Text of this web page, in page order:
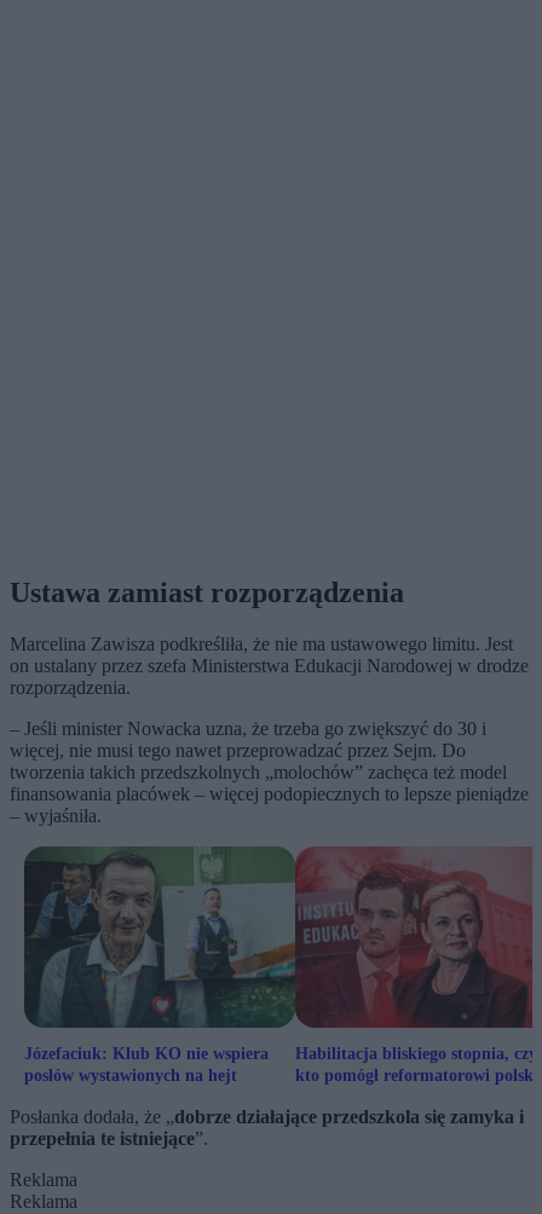
Ustawa zamiast rozporządzenia
Marcelina Zawisza podkreśliła, że nie ma ustawowego limitu. Jest
on ustalany przez szefa Ministerstwa Edukacji Narodowej w drodze
rozporządzenia.
– Jeśli minister Nowacka uzna, że trzeba go zwiększyć do 30 i
więcej, nie musi tego nawet przeprowadzać przez Sejm. Do
tworzenia takich przedszkolnych „molochów” zachęca też model
finansowania placówek – więcej podopiecznych to lepsze pieniądze
– wyjaśniła.
Józefaciuk: Klub KO nie wspiera
posłów wystawionych na hejt
Habilitacja bliskiego stopnia,
kto pomógł reformatorowi
Posłanka dodała, że „dobrze działające przedszkola się zamyka i
przepełnia te istniejące”.
Reklama
Reklama